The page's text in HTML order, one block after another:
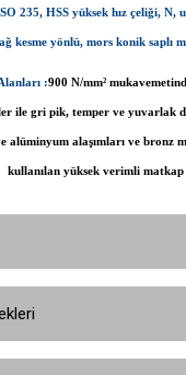
235, HSS yüksek hız çeliği, N,
kesme yönlü, mors konik saplı
:900 N/mm²
ile gri pik, temper ve yuvarlak
alaşımları ve bronz
kullanılan yüksek verimli matkap